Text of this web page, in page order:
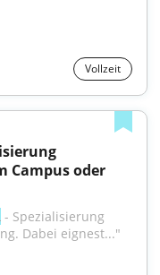
Vollzeit
Campus oder
- Spezialisierung
Dabei eignest..."